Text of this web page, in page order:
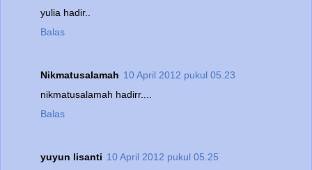
yulia hadir..
Balas
Nikmatusalamah 10 April 2012 pukul 05.23
nikmatusalamah hadirr....
Balas
yuyun lisanti 10 April 2012 pukul 05.25